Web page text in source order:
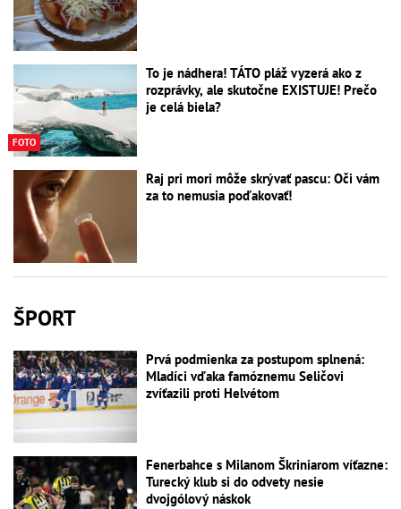
FOTO
To je nádhera! TÁTO pláž vyzerá ako z
rozprávky, ale skutočne EXISTUJE! Prečo
je celá biela?
Raj pri mori môže skrývať pascu: Oči vám
za to nemusia poďakovať!
ŠPORT
Prvá podmienka za postupom splnená:
Mladíci vďaka famóznemu Seličovi
zvíťazili proti Helvétom
Fenerbahce s Milanom Škriniarom víťazne:
Turecký klub si do odvety nesie
dvojgólový náskok